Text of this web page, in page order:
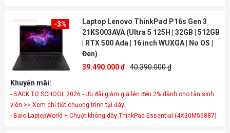
-3%
Laptop Lenovo ThinkPad P16s Gen 3
21KS003AVA (Ultra 5 125H | 32GB | 512GB
| RTX 500 Ada | 16 inch WUXGA | No OS |
Đen)
39.490.000 đ 40.390.000 ₫
Khuyến mãi:
- BACK TO SCHOOL 2026 - Ưu đãi giảm giá lên đến 2% dành cho tân sinh
viên >> Xem chi tiết chương trình tại đây.
- Balo LaptopWorld + Chuột không dây ThinkPad Essential (4X30M56887)